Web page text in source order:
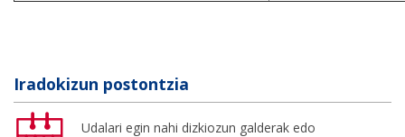
Iradokizun postontzia
Udalari egin nahi dizkiozun galderak edo